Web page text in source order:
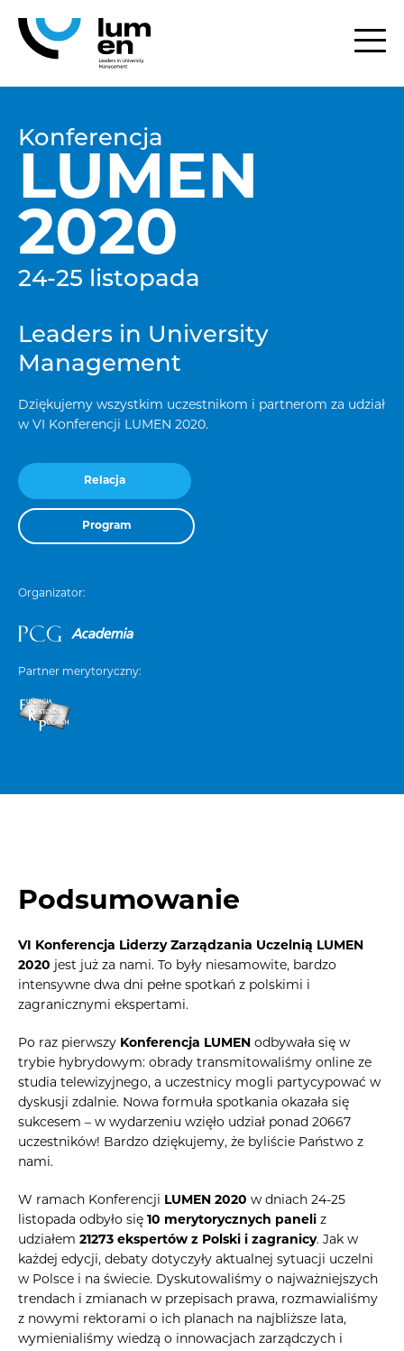
Konferencja
LUMEN
2020
24-25 listopada
Leaders in University
Management
Dziękujemy wszystkim uczestnikom i partnerom za udział
w VI Konferencji LUMEN 2020.
Relacja
Program
Organizator:
Partner merytoryczny:
Podsumowanie
VI Konferencja Liderzy Zarządzania Uczelnią LUMEN
2020 jest już za nami. To były niesamowite, bardzo
intensywne dwa dni pełne spotkań z polskimi i
zagranicznymi ekspertami.
Po raz pierwszy Konferencja LUMEN odbywała się w
trybie hybrydowym: obrady transmitowaliśmy online ze
studia telewizyjnego, a uczestnicy mogli partycypować w
dyskusji zdalnie. Nowa formuła spotkania okazała się
sukcesem – w wydarzeniu wzięło udział ponad 20667
uczestników! Bardzo dziękujemy, że byliście Państwo z
nami.
W ramach Konferencji LUMEN 2020 w dniach 24-25
listopada odbyło się 10 merytorycznych paneli z
udziałem 21273 ekspertów z Polski i zagranicy. Jak w
każdej edycji, debaty dotyczyły aktualnej sytuacji uczelni
w Polsce i na świecie. Dyskutowaliśmy o najważniejszych
trendach i zmianach w przepisach prawa, rozmawialiśmy
z nowymi rektorami o ich planach na najbliższe lata,
wymienialiśmy wiedzą o innowacjach zarządczych i